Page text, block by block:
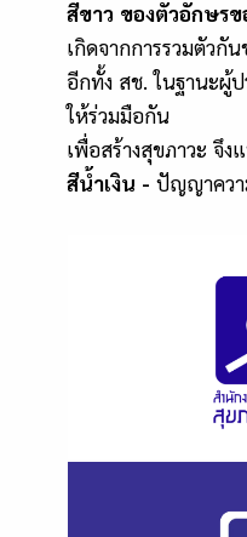
สีขาว ของตัวอักษรข
เกิดจากการรวมตัวกั
อีกทั้ง สช. ในฐานะผู้
ให้ร่วมมือกัน
เพื่อสร้างสุขภาวะ จึง
สีน้ำเงิน - ปัญญาควา